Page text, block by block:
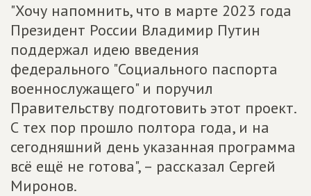
"Хочу напомнить, что в марте 2023 года
Президент России Владимир Путин
поддержал идею введения
федерального "Социального паспорта
военнослужащего" и поручил
Правительству подготовить этот проект.
С тех пор прошло полтора года, и на
сегодняшний день указанная программа
всё ещё не готова", – рассказал Сергей
Миронов.